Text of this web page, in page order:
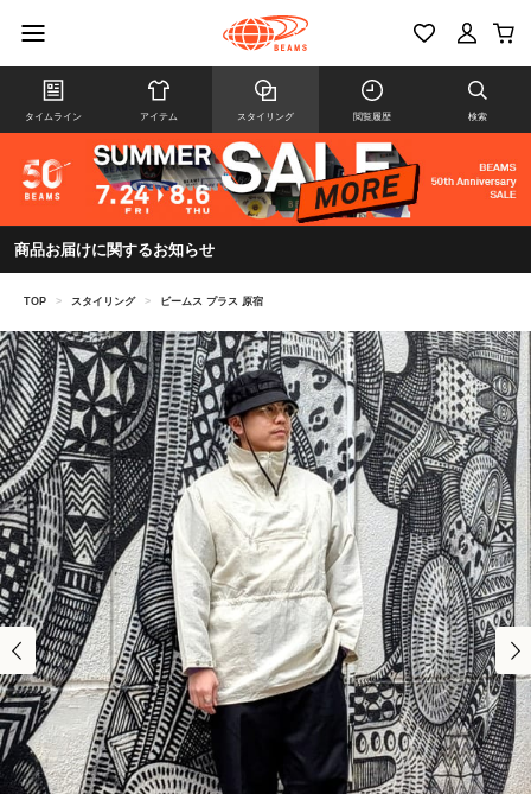
タイムライン アイテム スタイリング 閲覧履歴 検索
商品お届けに関するお知らせ
TOP > スタイリング > ビームス プラス 原宿